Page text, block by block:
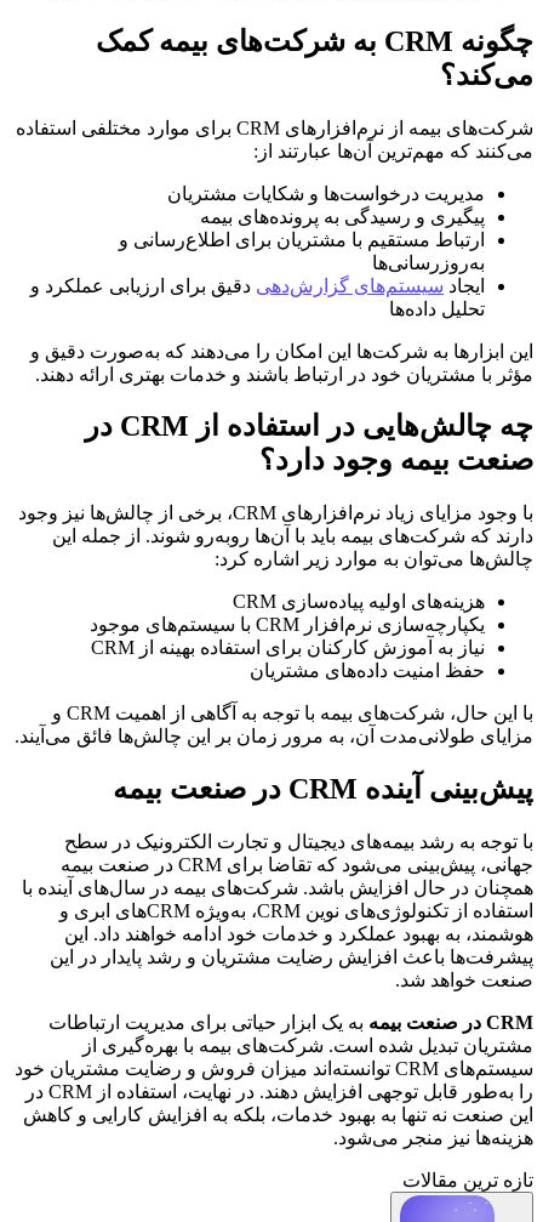
چگونه CRM به شرکت‌های بیمه کمک
می‌کند؟
شرکت‌های بیمه از نرم‌افزارهای CRM برای موارد مختلفی استفاده
می‌کنند که مهم‌ترین آن‌ها عبارتند از:
مدیریت درخواست‌ها و شکایات مشتریان
پیگیری و رسیدگی به پرونده‌های بیمه
ارتباط مستقیم با مشتریان برای اطلاع‌رسانی و
به‌روزرسانی‌ها
ایجاد سیستم‌های گزارش‌دهی دقیق برای ارزیابی عملکرد و
تحلیل داده‌ها
این ابزارها به شرکت‌ها این امکان را می‌دهند که به‌صورت دقیق و
مؤثر با مشتریان خود در ارتباط باشند و خدمات بهتری ارائه دهند.
چه چالش‌هایی در استفاده از CRM در
صنعت بیمه وجود دارد؟
با وجود مزایای زیاد نرم‌افزارهای CRM، برخی از چالش‌ها نیز وجود
دارند که شرکت‌های بیمه باید با آن‌ها روبه‌رو شوند. از جمله این
چالش‌ها می‌توان به موارد زیر اشاره کرد:
هزینه‌های اولیه پیاده‌سازی CRM
یکپارچه‌سازی نرم‌افزار CRM با سیستم‌های موجود
نیاز به آموزش کارکنان برای استفاده بهینه از CRM
حفظ امنیت داده‌های مشتریان
با این حال، شرکت‌های بیمه با توجه به آگاهی از اهمیت CRM و
مزایای طولانی‌مدت آن، به مرور زمان بر این چالش‌ها فائق می‌آیند.
پیش‌بینی آینده CRM در صنعت بیمه
با توجه به رشد بیمه‌های دیجیتال و تجارت الکترونیک در سطح
جهانی، پیش‌بینی می‌شود که تقاضا برای CRM در صنعت بیمه
همچنان در حال افزایش باشد. شرکت‌های بیمه در سال‌های آینده با
استفاده از تکنولوژی‌های نوین CRM، به‌ویژه CRM‌های ابری و
هوشمند، به بهبود عملکرد و خدمات خود ادامه خواهند داد. این
پیشرفت‌ها باعث افزایش رضایت مشتریان و رشد پایدار در این
صنعت خواهد شد.
CRM در صنعت بیمه
به یک ابزار حیاتی برای مدیریت ارتباطات
مشتریان تبدیل شده است. شرکت‌های بیمه با بهره‌گیری از
سیستم‌های CRM توانسته‌اند میزان فروش و رضایت مشتریان خود
را به‌طور قابل توجهی افزایش دهند. در نهایت، استفاده از CRM در
این صنعت نه تنها به بهبود خدمات، بلکه به افزایش کارایی و کاهش
هزینه‌ها نیز منجر می‌شود.
تازه ترین مقالات